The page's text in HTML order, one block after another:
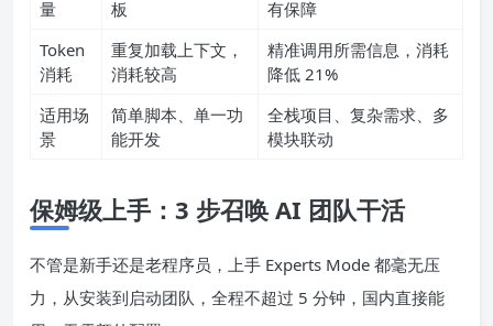
代码质
全栈兼顾易出现短
板
专项专家各司其职，质量
有保障
Token
消耗
重复加载上下文，
消耗较高
精准调用所需信息，消耗
降低 21%
适用场
简单脚本、单一功
全栈项目、复杂需求、多
保姆级上手：3 步召唤 AI 团队干活
不管是新手还是老程序员，上手 Experts Mode 都毫无压